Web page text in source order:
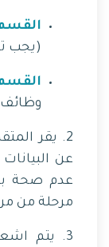
(يجب
القسم
وظائف
2. يقر
عن
عدم صحة
مرحلة من
3. يتم